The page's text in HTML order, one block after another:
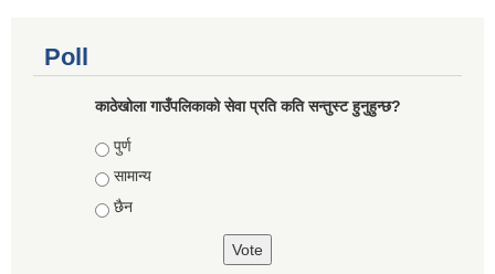
Poll
काठेखोला गाउँपलिकाको सेवा प्रति कति सन्तुस्ट हुनुहुन्छ?
Choices
पुर्ण
सामान्य
छैन